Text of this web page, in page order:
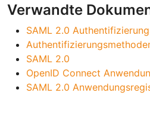
Verwandte
SAML 2.0
SAML 2.0
OpenID Connect
SAML 2.0